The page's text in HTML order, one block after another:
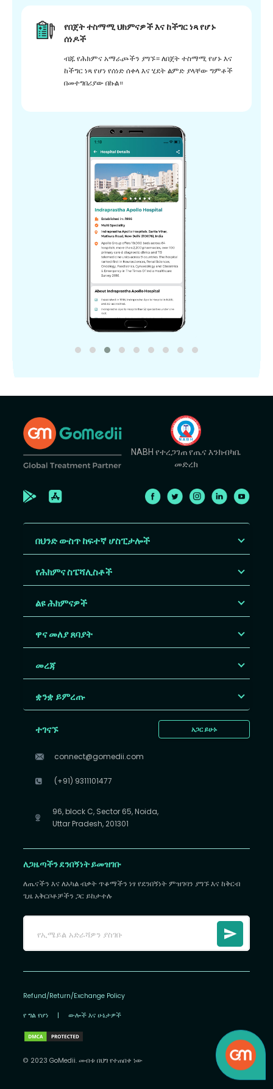
የበጀት ተስማሚ ህክምናዎች እና ከችግር ነጻ የሆኑ
ሰነዶች
ብጁ የሕክምና አማራጮችን ያግኙ። ለበጀት ተስማሚ የሆኑ እና
ከችግር ነጻ የሆነ የሰነድ ሰቀላ እና ሂደት ልምድ ያላቸው ግምቶች
በመተግበሪያው በኩል።
NABH የተረጋገጠ የጤና እንክብካቤ
መድረክ
በህንድ ውስጥ ከፍተኛ ሆስፒታሎች
የሕክምና ስፔሻሊስቶች
ልዩ ሕክምናዎች
ዋና መለያ ጸባያት
መረጃ
ቋንቋ ይምረጡ
አጋር ይሁኑ
ተገናኙ
connect@gomedii.com
(+91) 9311101477
96, block C, Sector 65, Noida,
Uttar Pradesh, 201301
ለጋዜጣችን ደንበኝነት ይመዝገቡ
ለጤናችን እና ለአካል ብቃት ጥቆማችን ነፃ የደንበኝነት ምዝገባን ያግኙ እና ከቅርብ
ጊዜ አቅርቦቶቻችን ጋር ይከታተሉ
Refund/Return/Exchange Policy
የ ግል የሆነ | ውሎች እና ሁኔታዎች
© 2023 GoMedii. መብቱ በህግ የተጠበቀ ነው